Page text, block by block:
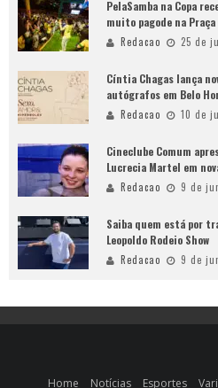
PelaSamba na Copa
muito pagode na Praça
Redacao 25 de
Cíntia Chagas lança
autógrafos em Belo
Redacao 10 de
Cineclube Comum
Lucrecia Martel em
Redacao 9 de
Saiba quem está por
Leopoldo Rodeio Show
Redacao 9 de
Home Notícias Esportes